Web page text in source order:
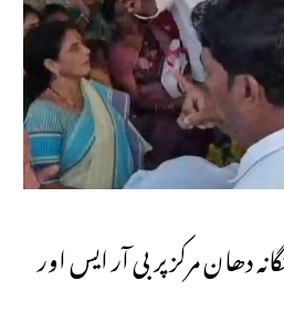
دھان مرکز پر بی آر ایس اور